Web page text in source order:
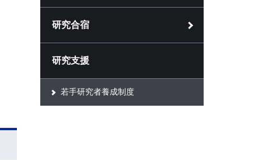
研究合宿
研究支援
若手研究者養成制度